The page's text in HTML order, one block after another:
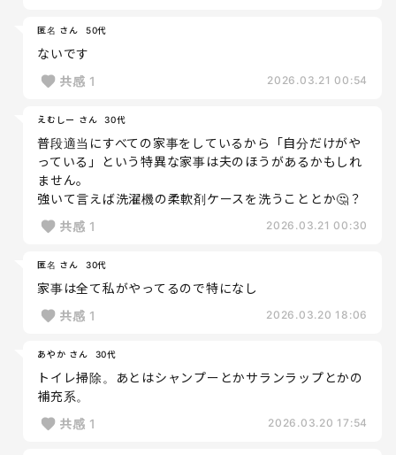
匿名 さん 50代
ないです
共感 1 2026.03.21 00:54
えむしー さん 30代
普段適当にすべての家事をしているから「自分だけがや
っている」という特異な家事は夫のほうがあるかもしれ
ません。
強いて言えば洗濯機の柔軟剤ケースを洗うこととか🤔？
共感 1 2026.03.21 00:30
匿名 さん 30代
家事は全て私がやってるので特になし
共感 1 2026.03.20 18:06
あやか さん 30代
トイレ掃除。あとはシャンプーとかサランラップとかの
補充系。
共感 1 2026.03.20 17:54